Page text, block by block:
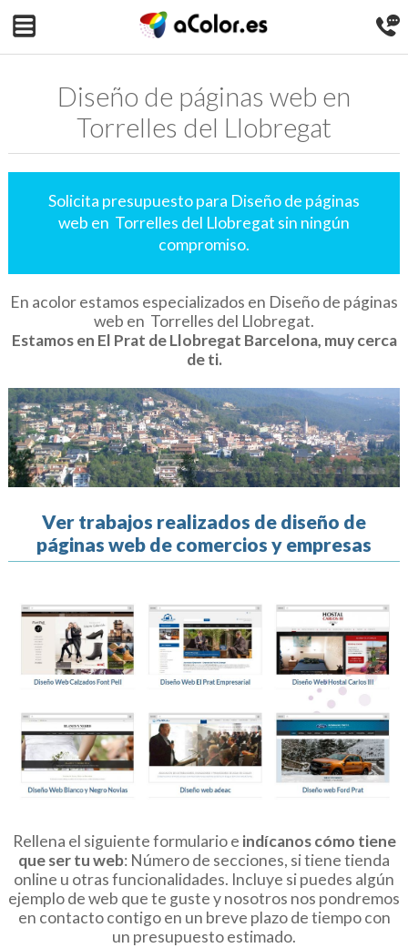
Diseño de páginas web en
Torrelles del Llobregat
Solicita presupuesto para Diseño de páginas
web en Torrelles del Llobregat sin ningún
compromiso.
En acolor estamos especializados en Diseño de páginas
web en Torrelles del Llobregat.
Estamos en El Prat de Llobregat Barcelona, muy cerca
de ti.
Ver trabajos realizados de diseño de
páginas web de comercios y empresas
Rellena el siguiente formulario e indícanos cómo tiene
que ser tu web: Número de secciones, si tiene tienda
online u otras funcionalidades. Incluye si puedes algún
ejemplo de web que te guste y nosotros nos pondremos
en contacto contigo en un breve plazo de tiempo con
un presupuesto estimado.